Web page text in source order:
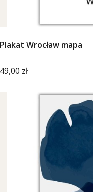
Plakat Wrocław mapa
Cena
49,00 zł